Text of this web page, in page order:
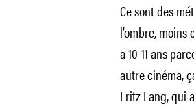
Ce sont des
l’ombre,
a 10-11 ans
autre cinéma,
Fritz Lang, qui